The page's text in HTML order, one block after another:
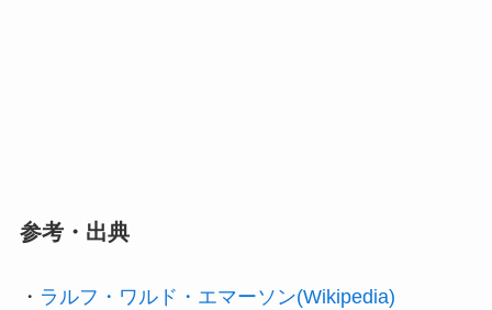
参考・出典
・ ラルフ・ワルド・エマーソン(Wikipedia)